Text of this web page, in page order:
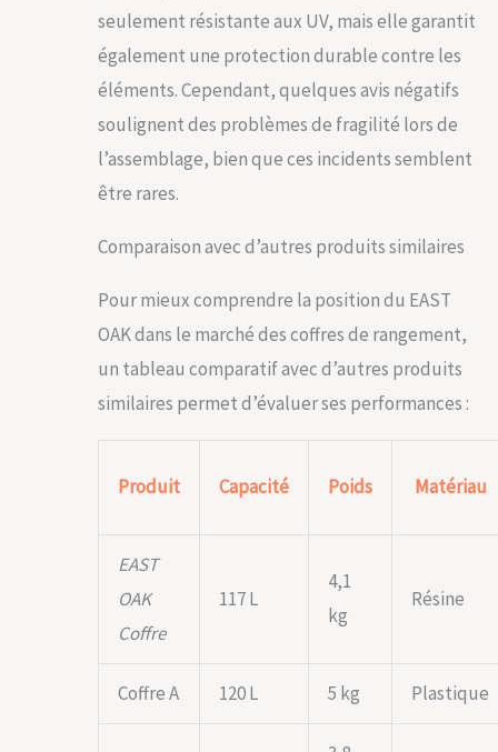
côté, vous pouvez
donc la transporter
facilement seule ou
avec un ami. Lorsque
vous êtes en
déplacement, vous
pouvez même
sécurité (les
serrures doivent
être achetées
séparément).
seulement résistante aux UV, mais elle garantit
également une protection durable contre les
éléments. Cependant, quelques avis négatifs
soulignent des problèmes de fragilité lors de
l’assemblage, bien que ces incidents semblent
être rares.
Comparaison avec d’autres produits similaires
Pour mieux comprendre la position du EAST
OAK dans le marché des coffres de rangement,
un tableau comparatif avec d’autres produits
similaires permet d’évaluer ses performances :
Produit Capacité Poids Matériau
EAST
OAK
Coffre
117 L
4,1
kg
Résine
Coffre A 120 L 5 kg Plastique